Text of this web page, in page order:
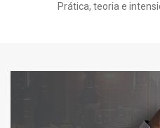
Prática, teoria e